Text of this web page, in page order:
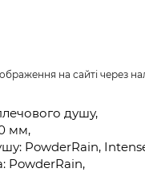
на сайті через
душу,
мм,
PowderRain,
PowderRain,